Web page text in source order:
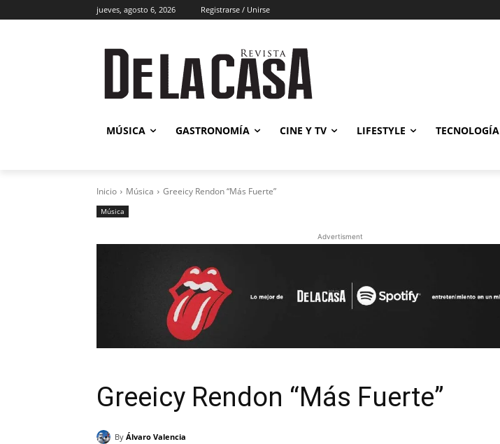
jueves, agosto 6, 2026 Registrarse / Unirse
MÚSICA GASTRONOMÍA CINE Y TV LIFESTYLE TECNOLOGÍA
Inicio Música Greeicy Rendon “Más Fuerte”
Música
Advertisment
Greeicy Rendon “Más Fuerte”
By Álvaro Valencia